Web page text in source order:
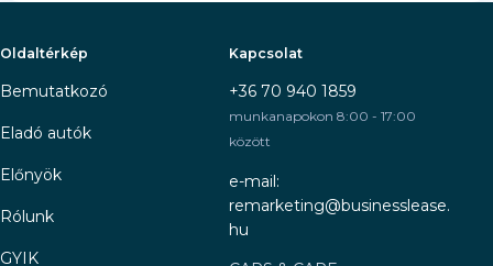
Oldaltérkép
Bemutatkozó
Eladó autók
Előnyök
Rólunk
GYIK
Kapcsolat
+36 70 940 1859
munkanapokon 8:00 - 17:00
között
e-mail:
remarketing@businesslease.
hu